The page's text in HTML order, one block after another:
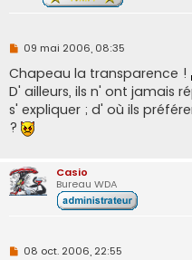
M
s
s
a
g
e
n
o
l
u
09 mai 2006, 08:35
Chapeau la transparence !
D' ailleurs, ils n' ont jamais
s' expliquer ; d' où ils
?
Casio
Bureau WDA
M
08 oct. 2006, 22:55